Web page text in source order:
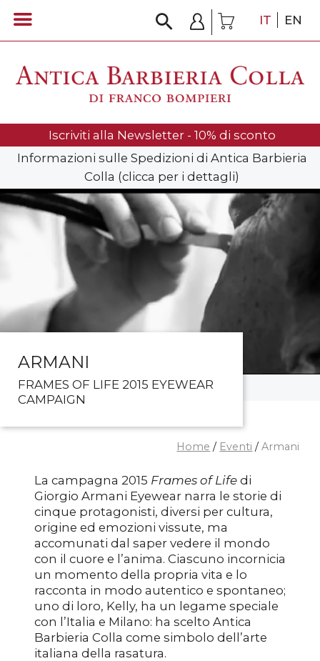
IT EN
Iscriviti alla Newsletter - 10% di sconto
Informazioni sulle Spedizioni di Antica Barbieria
Colla (clicca per i dettagli)
ARMANI
FRAMES OF LIFE 2015 EYEWEAR
CAMPAIGN
Home / Eventi /Armani
La campagna 2015 Frames of Lifedi
Giorgio Armani Eyewear narra le storie di
cinque protagonisti, diversi per cultura,
origine ed emozioni vissute, ma
accomunati dal saper vedere il mondo
con il cuore e l’anima. Ciascuno incornicia
un momento della propria vita e lo
racconta in modo autentico e spontaneo;
uno di loro, Kelly, ha un legame speciale
con l’Italia e Milano: ha scelto Antica
Barbieria Colla come simbolo dell’arte
italiana della rasatura.